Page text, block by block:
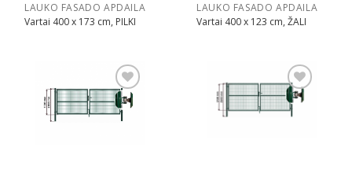
LAUKO FASADO APDAILA
Vartai 400 x 173 cm, PILKI
LAUKO FASADO APDAILA
Vartai 400 x 123 cm, ŽALI
Pridėti Pridėti